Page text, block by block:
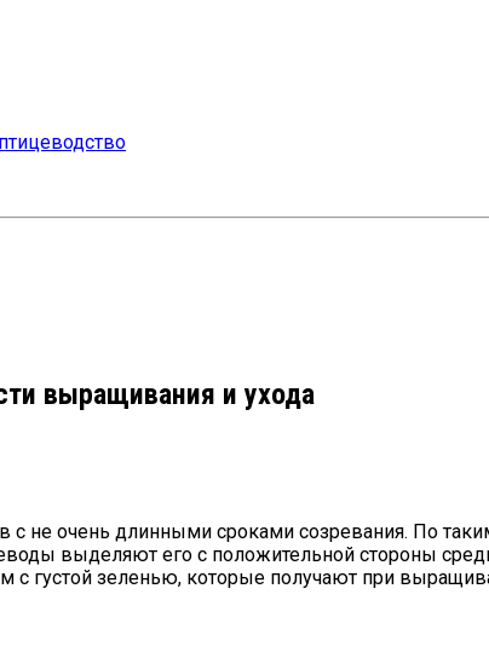
выращивания и ухода
не очень длинными сроками созревания. По
выделяют его с положительной стороны
с густой зеленью, которые получают при